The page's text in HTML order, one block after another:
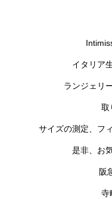
イタリア
ランジェリ
取
サイズの測定、フ
是非、お
阪
寺